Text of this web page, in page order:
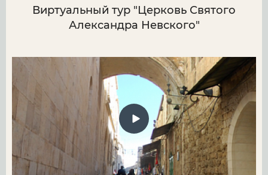
Виртуальный тур "Церковь Святого
Александра Невского"